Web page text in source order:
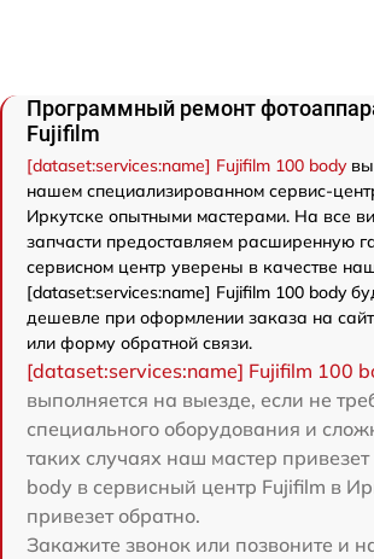
Программный ремонт
Fujifilm
[dataset:services:name] Fujifilm 100 body
нашем специализированном сервис-
Иркутске опытными мастерами. На все
запчасти предоставляем расширенную
сервисном центр уверены в качестве
[dataset:services:name] Fujifilm 100 body
дешевле при оформлении заказа на
или форму обратной связи.
[dataset:services:name] Fujifilm 100
выполняется на выезде, если не
специального оборудования и
таких случаях наш мастер
body в сервисный центр Fujifilm в
привезет обратно.
Закажите звонок или позвоните и